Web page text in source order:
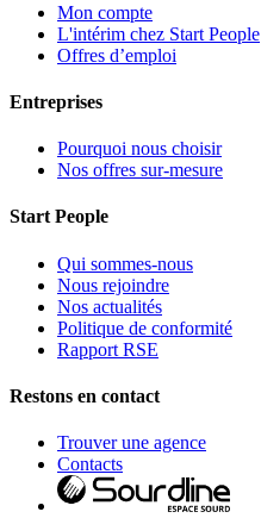
Mon compte
L'intérim chez Start People
Offres d’emploi
Entreprises
Pourquoi nous choisir
Nos offres sur-mesure
Start People
Qui sommes-nous
Nous rejoindre
Nos actualités
Politique de conformité
Rapport RSE
Restons en contact
Trouver une agence
Contacts